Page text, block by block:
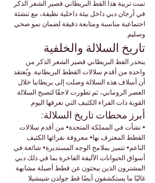
تمت تربية هذا القط البريطاني قصير الشعر الذكر
في أرجان دبي داخل بيئة داخلية نظيفة، مع تنشئة
اجتماعية مناسبة ومتابعة دقيقة لضمان نمو صحي
وسليم.
تاريخ السلالة والخلفية
ينحدر القط البريطاني قصير الشعر الذكر من
واحدة من أقدم سلالات القطط البريطانية. ويُعتقد
أن أسلاف هذه السلالة وصلت إلى بريطانيا خلال
العصر الروماني، ثم تطورت لاحقًا لتصبح السلالة
القوية ذات الفراء الكثيف التي نعرفها اليوم.
أبرز محطات تاريخ السلالة:
• نشأت في المملكة المتحدة• من أقدم سلالات
القطط المعترف بها• معروفة بفرائها الكثيف
الناعم• تتميز بملامح الوجه المستديرة• شائعة في
أسواق الحيوانات الأليفة الفاخرة بما في ذلك دبي
المشترون الذين يبحثون عن قطط أصيلة مشابهة
غالبًا ما يستكشفون أيضًا قط جولدن شينشيلا